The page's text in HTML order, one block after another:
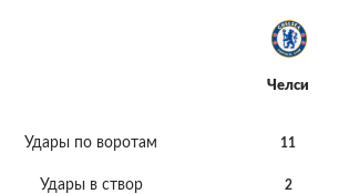
Челси
Удары по воротам 11
Удары в створ 2